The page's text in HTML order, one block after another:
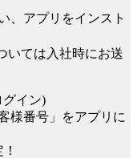
、アプリをインスト
いては入社時にお送
イン)
様番号」をアプリに